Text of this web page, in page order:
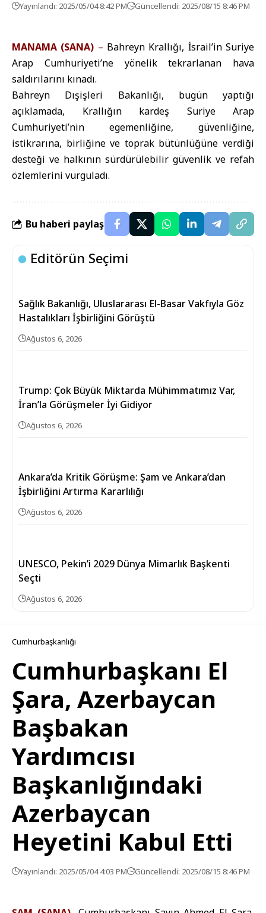
Yayınlandı: 2025/05/04 8:42 PM Güncellendi: 2025/08/15 8:46 PM
MANAMA (SANA) – Bahreyn Krallığı, İsrail’in Suriye
Arap Cumhuriyeti’ne yönelik tekrarlanan hava
saldırılarını kınadı.
Bahreyn Dışişleri Bakanlığı, bugün yaptığı
açıklamada, Krallığın kardeş Suriye Arap
Cumhuriyeti’nin egemenliğine, güvenliğine,
istikrarına, birliğine ve toprak bütünlüğüne verdiği
desteği ve halkının sürdürülebilir güvenlik ve refah
özlemlerini vurguladı.
Bu haberi paylaş
Editörün Seçimi
Sağlık Bakanlığı, Uluslararası El-Basar Vakfıyla Göz
Hastalıkları İşbirliğini Görüştü
Ağustos 6, 2026
Trump: Çok Büyük Miktarda Mühimmatımız Var,
İran’la Görüşmeler İyi Gidiyor
Ağustos 6, 2026
Ankara’da Kritik Görüşme: Şam ve Ankara’dan
İşbirliğini Artırma Kararlılığı
Ağustos 6, 2026
UNESCO, Pekin’i 2029 Dünya Mimarlık Başkenti
Seçti
Ağustos 6, 2026
Cumhurbaşkanlığı
Cumhurbaşkanı El
Şara, Azerbaycan
Başbakan
Yardımcısı
Başkanlığındaki
Azerbaycan
Heyetini Kabul Etti
Yayınlandı: 2025/05/04 4:03 PM Güncellendi: 2025/08/15 8:46 PM